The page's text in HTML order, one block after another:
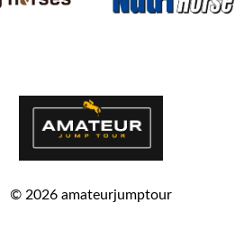
© 2026 amateurjumptour